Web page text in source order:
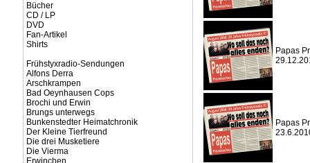
Bücher
CD / LP
DVD
Fan-Artikel
Shirts
Frühstyxradio-Sendungen
Alfons Derra
Arschkrampen
Bad Oeynhausen Cops
Brochi und Erwin
Brungs unterwegs
Bunkenstedter Heimatchronik
Der Kleine Tierfreund
Die drei Musketiere
Die Vierma
Erwinchen
Papas
Papas